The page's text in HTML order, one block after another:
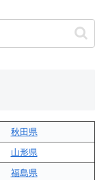
秋田県
山形県
福島県